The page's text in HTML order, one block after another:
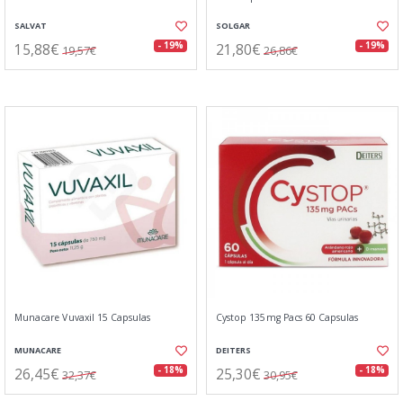
SALVAT
15,88€ 19,57€ - 19%
SOLGAR
21,80€ 26,86€ - 19%
Munacare Vuvaxil 15 Capsulas
MUNACARE
26,45€ 32,37€ - 18%
Cystop 135mg Pacs 60 Capsulas
DEITERS
25,30€ 30,95€ - 18%